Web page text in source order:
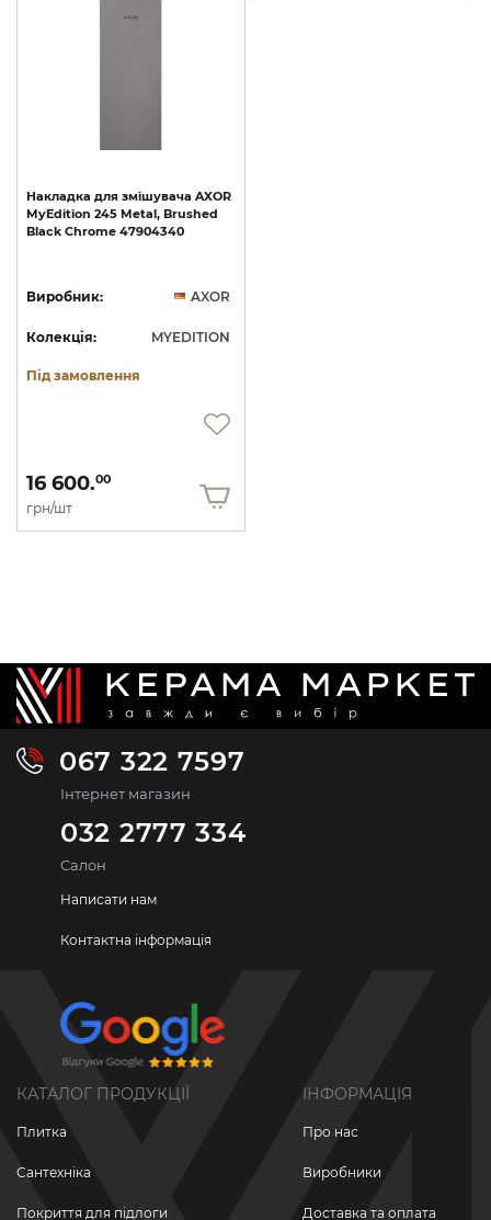
Накладка для змішувача AXOR
MyEdition 245 Metal, Brushed
Black Chrome 47904340
Виробник: AXOR
Колекція: MYEDITION
Під замовлення
16 600.00
грн/шт
067 322 7597
Інтернет магазин
032 2777 334
Салон
Написати нам
Контактна інформація
КАТАЛОГ ПРОДУКЦІЇ
Плитка
Сантехніка
Покриття для підлоги
ІНФОРМАЦІЯ
Про нас
Виробники
Доставка та оплата